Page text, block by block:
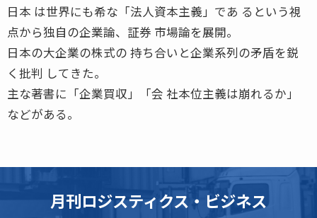
日本 は世界にも希な「法人資本主義」であ るという視
点から独自の企業論、証券 市場論を展開。
日本の大企業の株式の 持ち合いと企業系列の矛盾を鋭
く批判 してきた。
主な著書に「企業買収」「会 社本位主義は崩れるか」
などがある。
月刊ロジスティクス・ビジネス